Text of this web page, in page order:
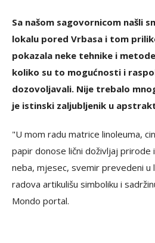
Sa našom sagovornicom našli
lokalu pored Vrbasa i tom
pokazala neke tehnike i
koliko su to mogućnosti i
dozovoljavali. Nije trebalo
je istinski zaljubljenik u
"U mom radu matrice linoleuma,
papir donose lični doživljaj prirode
neba, mjesec, svemir prevedeni u
radova artikulišu simboliku i
Mondo portal.